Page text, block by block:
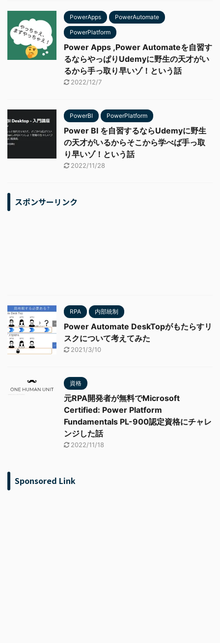
PowerApps PowerAutomate
PowerPlatform
Power Apps ,Power Automateを自習す
るならやっぱりUdemyに野生の天才がい
るから手っ取り早いゾ！という話
2022/12/7
PowerBI PowerPlatform
Power BI を自習するならUdemyに野生
の天才がいるからそこから学べば手っ取
り早いゾ！という話
2022/11/28
スポンサーリンク
RPA 内部統制
Power Automate DeskTopがもたらすリ
スクについて考えてみた
2021/3/10
資格
元RPA開発者が無料でMicrosoft
Certified: Power Platform
Fundamentals PL-900認定資格にチャレ
ンジした話
2022/11/18
Sponsored Link